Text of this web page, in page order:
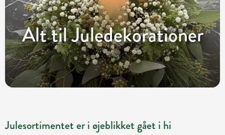
Alt til Juledekorationer
Julesortimentet er i øjeblikket gået i hi